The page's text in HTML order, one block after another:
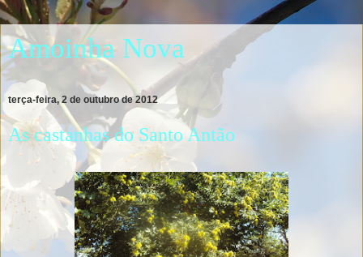
Amoinha Nova
terça-feira, 2 de outubro de 2012
As castanhas do Santo Antão